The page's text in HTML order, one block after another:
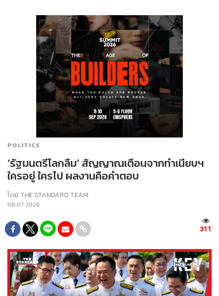
POLITICS
‘รัฐมนตรีโลกลืม’ สัญญาณเตือนจากทำเนียบฯ
ใครอยู่ ใครไป ผลงานคือคำตอบ
โดย THE STANDARD TEAM
08.07.2026
311